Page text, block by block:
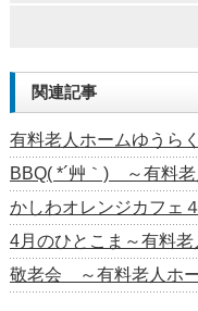
関連記事
有料老人ホームゆうら
BBQ( *´艸｀) ～有料
かしわオレンジカフェ
4月のひとこま～有料
敬老会 ～有料老人ホ